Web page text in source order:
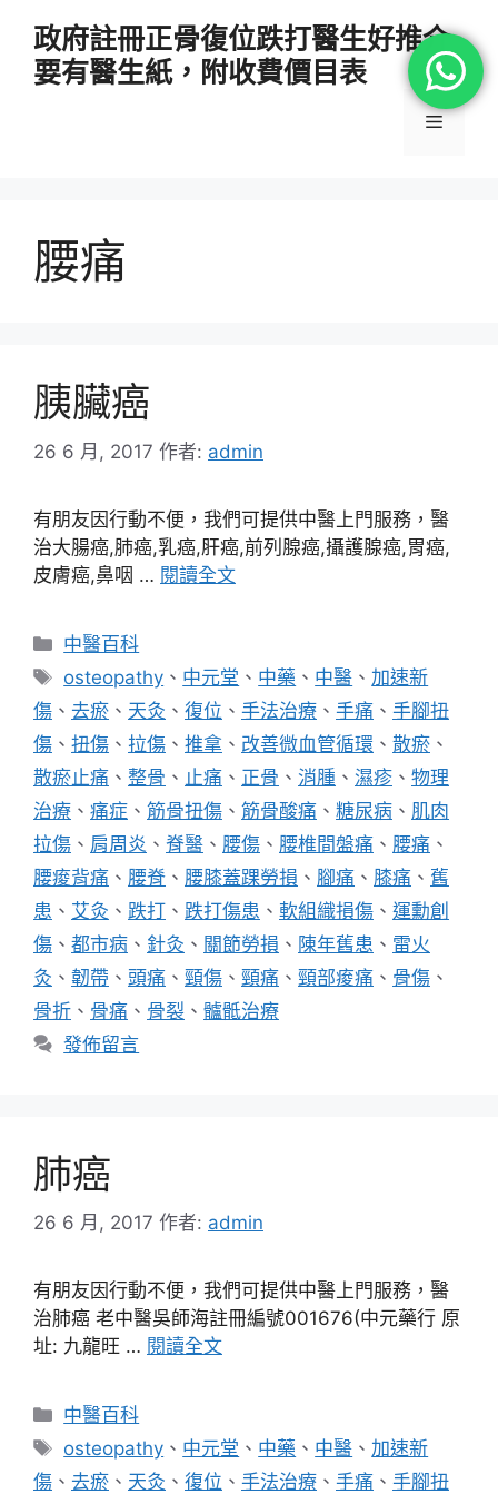
政府註冊正骨復位跌打醫生好推介
要有醫生紙，附收費價目表
選
腰痛
胰臟癌
26 6 月, 2017 作者: admin
有朋友因行動不便，我們可提供中醫上門服務，醫
治大腸癌,肺癌,乳癌,肝癌,前列腺癌,攝護腺癌,胃癌,
皮膚癌,鼻咽 … 閱讀全文
分
中醫百科
標
籤
osteopathy 、 中元堂 、 中藥 、 中醫 、加速新
傷 、 去瘀 、 天灸 、 復位 、 手法治療 、 手痛 、 手腳扭
傷 、 扭傷 、 拉傷 、 推拿 、 改善微血管循環 、 散瘀 、
散瘀止痛 、 整骨 、 止痛 、 正骨 、 消腫 、 濕疹 、 物理
治療 、 痛症 、 筋骨扭傷 、 筋骨酸痛 、 糖尿病 、 肌肉
拉傷 、 肩周炎 、 脊醫 、 腰傷 、 腰椎間盤痛 、 腰痛 、
腰痠背痛 、 腰脊 、 腰膝蓋踝勞損 、 腳痛 、 膝痛 、 舊
患 、 艾灸 、 跌打 、 跌打傷患 、 軟組織損傷 、 運勳創
傷 、 都市病 、 針灸 、 關節勞損 、 陳年舊患 、 雷火
灸 、 韌帶 、 頭痛 、 頸傷 、 頸痛 、 頸部痠痛 、 骨傷 、
骨折 、 骨痛 、 骨裂 、 髗骶治療
發佈留言
肺癌
26 6 月, 2017 作者: admin
有朋友因行動不便，我們可提供中醫上門服務，醫
治肺癌 老中醫吳師海註冊編號001676(中元藥行 原
址: 九龍旺 … 閱讀全文
分
類
中醫百科
標
籤
osteopathy 、 中元堂 、 中藥 、 中醫 、加速新
傷 、 去瘀 、 天灸 、 復位 、 手法治療 、 手痛 、 手腳扭